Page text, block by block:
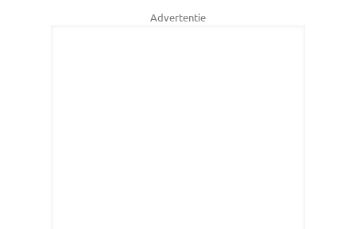
Advertentie